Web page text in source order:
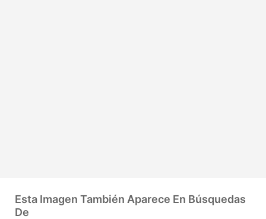
Esta Imagen También Aparece En Búsquedas
De